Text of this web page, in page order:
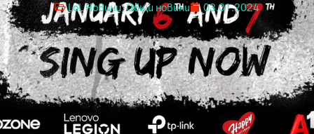
LoL Новини,Общи новини 03.01.2024